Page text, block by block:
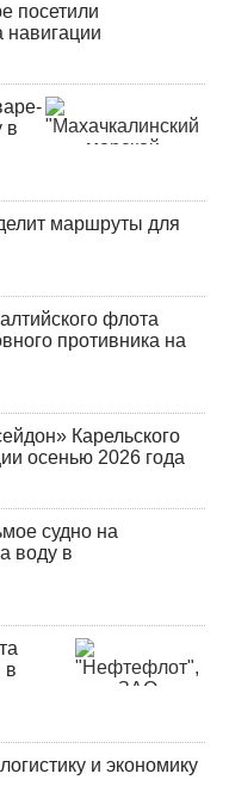
посетили
навигации
в
маршруты для
флота
противника на
Карельского
осенью 2026 года
судно на
воду в
в
и экономику